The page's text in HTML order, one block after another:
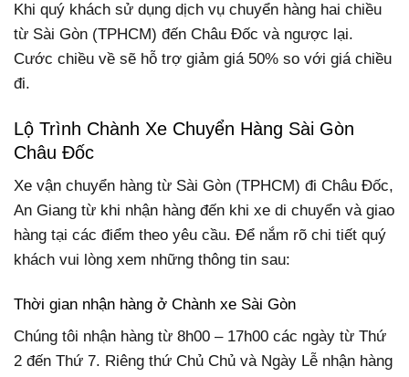
Khi quý khách sử dụng dịch vụ chuyển hàng hai chiều
từ Sài Gòn (TPHCM) đến Châu Đốc và ngược lại.
Cước chiều về sẽ hỗ trợ giảm giá 50% so với giá chiều
đi.
Lộ Trình Chành Xe Chuyển Hàng Sài Gòn
Châu Đốc
Xe vận chuyển hàng từ Sài Gòn (TPHCM) đi Châu Đốc,
An Giang từ khi nhận hàng đến khi xe di chuyển và giao
hàng tại các điểm theo yêu cầu. Để nắm rõ chi tiết quý
khách vui lòng xem những thông tin sau:
Thời gian nhận hàng ở Chành xe Sài Gòn
Chúng tôi nhận hàng từ 8h00 – 17h00 các ngày từ Thứ
2 đến Thứ 7. Riêng thứ Chủ Chủ và Ngày Lễ nhận hàng